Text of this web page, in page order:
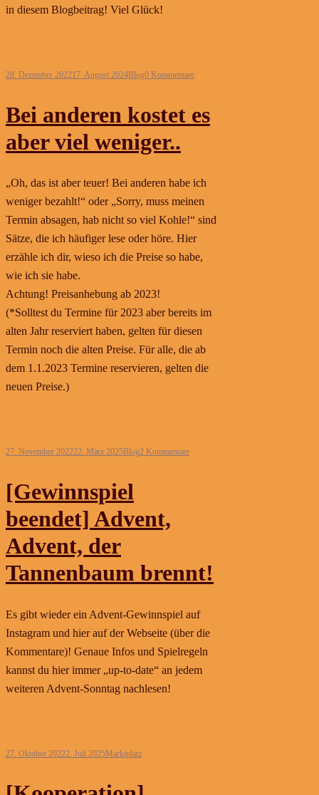
in diesem Blogbeitrag! Viel Glück!
28. Dezember 202217. August 2024Blog0 Kommentare
Bei anderen kostet es
aber viel weniger..
„Oh, das ist aber teuer! Bei anderen habe ich
weniger bezahlt!“ oder „Sorry, muss meinen
Termin absagen, hab nicht so viel Kohle!“ sind
Sätze, die ich häufiger lese oder höre. Hier
erzähle ich dir, wieso ich die Preise so habe,
wie ich sie habe.
Achtung! Preisanhebung ab 2023!
(*Solltest du Termine für 2023 aber bereits im
alten Jahr reserviert haben, gelten für diesen
Termin noch die alten Preise. Für alle, die ab
dem 1.1.2023 Termine reservieren, gelten die
neuen Preise.)
27. November 202222. März 2025Blog2 Kommentare
[Gewinnspiel
beendet] Advent,
Advent, der
Tannenbaum brennt!
Es gibt wieder ein Advent-Gewinnspiel auf
Instagram und hier auf der Webseite (über die
Kommentare)! Genaue Infos und Spielregeln
kannst du hier immer „up-to-date“ an jedem
weiteren Advent-Sonntag nachlesen!
27. Oktober 20222. Juli 2025Marktplatz